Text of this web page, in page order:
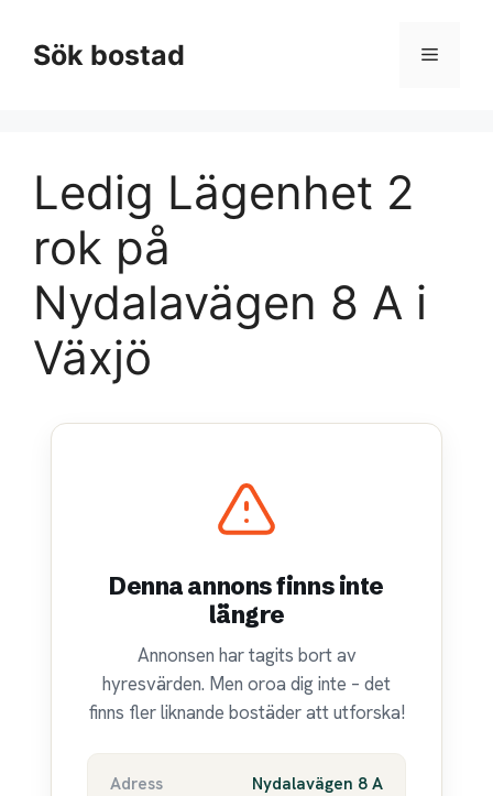
innehållSök bostad Meny
Ledig Lägenhet 2
rok på
Nydalavägen 8 A i
Växjö
Denna annons finns inte
längre
Annonsen har tagits bort av
hyresvärden. Men oroa dig inte – det
finns fler liknande bostäder att utforska!
Adress
Nydalavägen 8 A